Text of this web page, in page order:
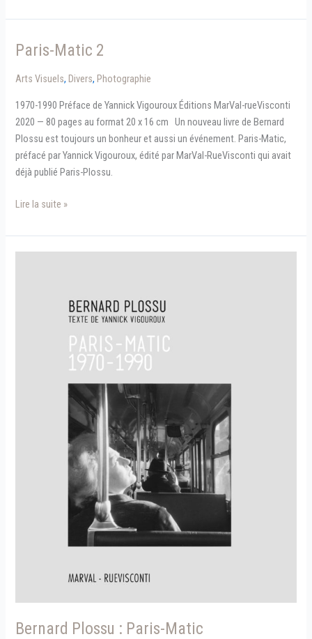
Paris-Matic 2
Arts Visuels, Divers, Photographie
1970-1990 Préface de Yannick Vigouroux Éditions MarVal-rueVisconti
2020 — 80 pages au format 20 x 16 cm Un nouveau livre de Bernard
Plossu est toujours un bonheur et aussi un événement. Paris-Matic,
préfacé par Yannick Vigouroux, édité par MarVal-RueVisconti qui avait
déjà publié Paris-Plossu.
Paris-
2
Lire la suite »
Bernard Plossu : Paris-Matic